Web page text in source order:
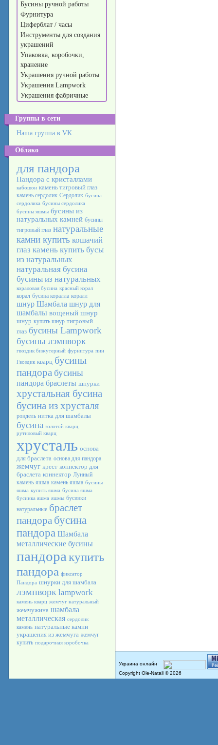
Бусины ручной работы
Фурнитура
Циферблат / часы
Инструменты для создания
украшений
Упаковка, коробочки,
хранение
Украшения ручной работы
Украшения Lampwork
Украшения фабричные
Группы в сети
Наша группа в VK
Облако
для пандора
Пандора с кристаллами
кабошон камень тигровый глаз
камень сердолик Сердолик бусина
сердолика бусины сердолика
бусины яшмы бусины из
натуральных камней бусины
тигровый глаз натуральные
камни купить кошачий
глаз камень купить бусы
из натуральных
натуральная бусина
бусины из натуральных
кораловая бусина красный корал
корал бусина коралла коралл
шнур Шамбала шнур для
шамбалы вощеный шнур
шнур купить шнур тигровый
глаз бусины Lampwork
бусины лэмпворк
гвоздик бижутерный фурнитура пин
Гвоздик кварц бусины
пандора бусины
пандора браслеты шнурки
хрустальная бусина
бусина из хрусталя
рондель нитка для шамбалы
бусина золотой кварц
рутиловый кварц
хрусталь основа
для браслета основа для пандора
жемчуг крест коннектор для
браслета коннектор Лунный
камень яшма камень яшма бусины
яшма купить яшма бусина яшма
бусинка яшма яшмы бусинки
натуральные браслет
пандора бусина
пандора Шамбала
металлические бусины
пандора купить
пандора фиксатор
Пандора шнурки для шамбала
лэмпворк lampwork
камень кварц жемчуг натуральный
жемчужина шамбала
металлическая сердолик
камень натуральные камни
украшения из жемчуга жемчуг
купить подарочная коробочка
Copyright Ole-Natali © 2026